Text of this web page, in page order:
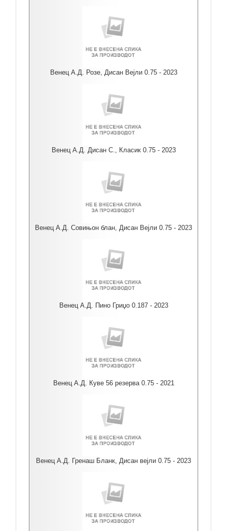
Венец А.Д. Розе, Дисан Вејли 0.75 - 2023
Венец А.Д. Дисан С., Класик 0.75 - 2023
Венец А.Д. Совињон блан, Дисан Вејли 0.75 - 2023
Венец А.Д. Пино Гриџо 0.187 - 2023
Венец А.Д. Куве 56 резерва 0.75 - 2021
Венец А.Д. Гренаш Бланк, Дисан вејли 0.75 - 2023